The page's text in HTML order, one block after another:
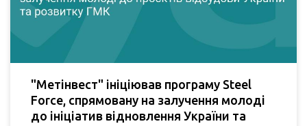
"Метінвест" ініціював програму Steel
Force, спрямовану на залучення молоді
до ініціатив відновлення України та